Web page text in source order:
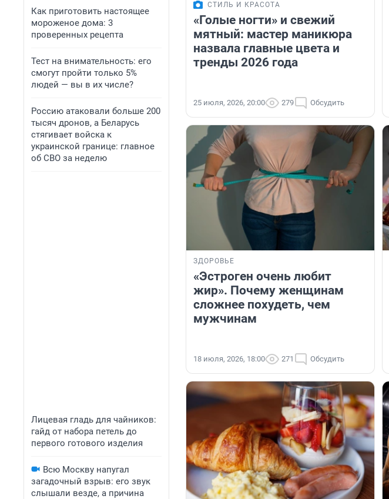
Как приготовить настоящее
мороженое дома: 3
проверенных рецепта
Тест на внимательность: его
смогут пройти только 5%
людей — вы в их числе?
Россию атаковали больше 200
тысяч дронов, а Беларусь
стягивает войска к
украинской границе: главное
об СВО за неделю
Лицевая гладь для чайников:
гайд от набора петель до
первого готового изделия
Всю Москву напугал
загадочный взрыв: его звук
слышали везде, а причина
СТИЛЬ И КРАСОТА
«Голые ногти» и свежий
мятный: мастер маникюра
назвала главные цвета и
тренды 2026 года
25 июля, 2026, 20:00 279 Обсудить
ЗДОРОВЬЕ
«Эстроген очень любит
жир». Почему женщинам
сложнее похудеть, чем
мужчинам
18 июля, 2026, 18:00 271 Обсудить